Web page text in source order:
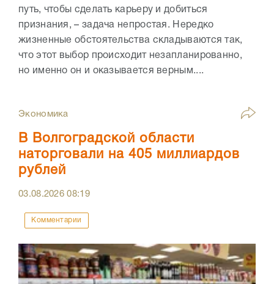
путь, чтобы сделать карьеру и добиться
признания, – задача непростая. Нередко
жизненные обстоятельства складываются так,
что этот выбор происходит незапланированно,
но именно он и оказывается верным....
Экономика
В Волгоградской области
наторговали на 405 миллиардов
рублей
03.08.202608:19
Комментарии